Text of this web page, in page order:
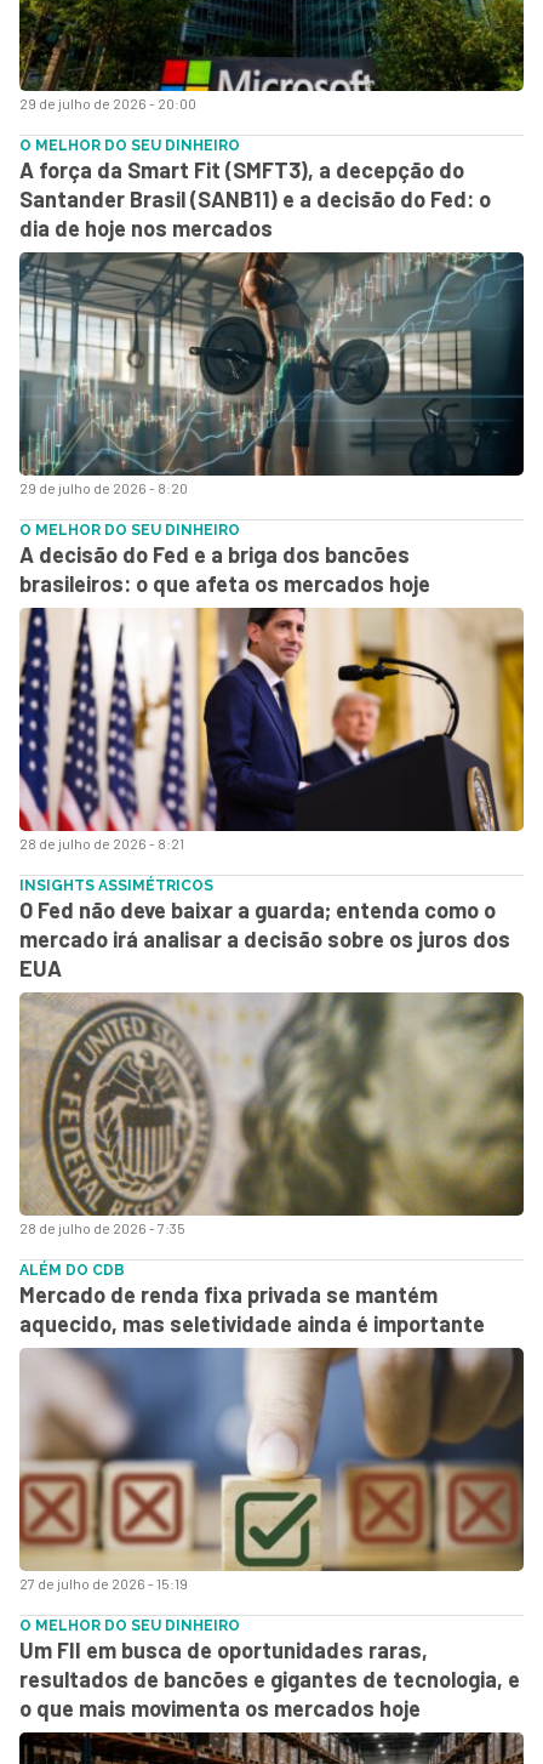
29 de julho de 2026 - 20:00
29 de julho de 2026 - 8:20
O MELHOR DO SEU DINHEIRO
A força da Smart Fit (SMFT3), a decepção do
Santander Brasil (SANB11) e a decisão do Fed: o
dia de hoje nos mercados
28 de julho de 2026 - 8:21
O MELHOR DO SEU DINHEIRO
A decisão do Fed e a briga dos bancões
brasileiros: o que afeta os mercados hoje
28 de julho de 2026 - 7:35
INSIGHTS ASSIMÉTRICOS
O Fed não deve baixar a guarda; entenda como o
mercado irá analisar a decisão sobre os juros dos
EUA
27 de julho de 2026 - 15:19
ALÉM DO CDB
Mercado de renda fixa privada se mantém
aquecido, mas seletividade ainda é importante
O MELHOR DO SEU DINHEIRO
Um FII em busca de oportunidades raras,
resultados de bancões e gigantes de tecnologia, e
o que mais movimenta os mercados hoje